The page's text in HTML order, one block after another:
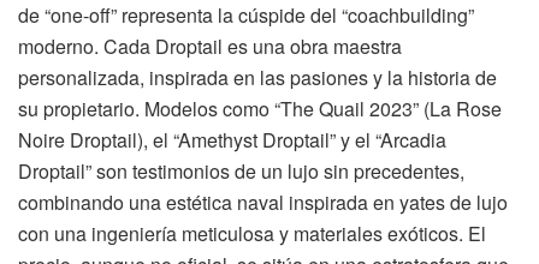
de “one-off” representa la cúspide del “coachbuilding”
moderno. Cada Droptail es una obra maestra
personalizada, inspirada en las pasiones y la historia de
su propietario. Modelos como “The Quail 2023” (La Rose
Noire Droptail), el “Amethyst Droptail” y el “Arcadia
Droptail” son testimonios de un lujo sin precedentes,
combinando una estética naval inspirada en yates de lujo
con una ingeniería meticulosa y materiales exóticos. El